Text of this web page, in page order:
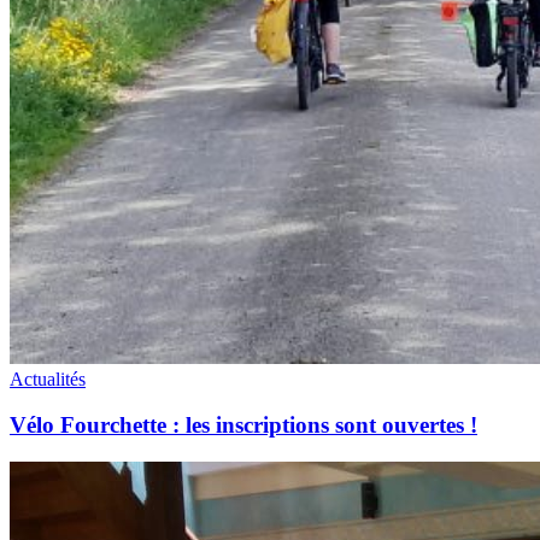
Actualités
Vélo Fourchette : les inscriptions sont ouvertes !